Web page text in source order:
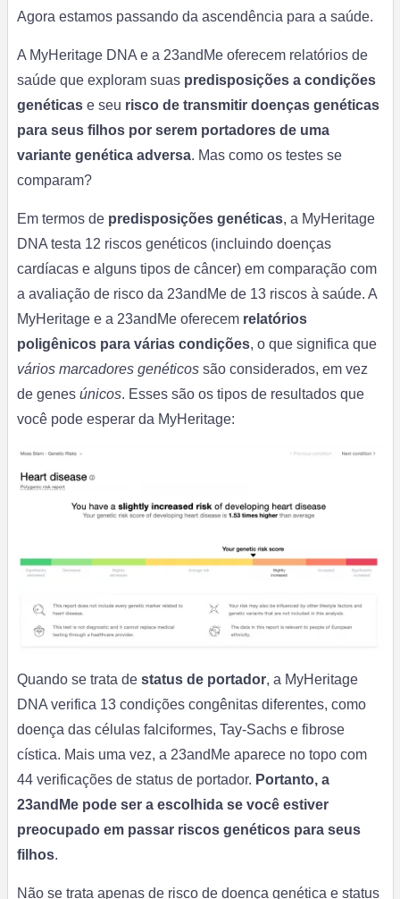
Agora estamos passando da ascendência para a saúde.
A MyHeritage DNA e a 23andMe oferecem relatórios de
saúde que exploram suas predisposições a condições
genéticase seu risco de transmitir doenças genéticas
para seus filhos por serem portadores de uma
variante genética adversa. Mas como os testes se
comparam?
Em termos de predisposições genéticas, a MyHeritage
DNA testa 12 riscos genéticos (incluindo doenças
cardíacas e alguns tipos de câncer) em comparação com
a avaliação de risco da 23andMe de 13 riscos à saúde. A
MyHeritage e a 23andMe oferecem relatórios
poligênicos para várias condições, o que significa que
vários marcadores genéticossão considerados, em vez
de genes únicos. Esses são os tipos de resultados que
você pode esperar da MyHeritage:
Quando se trata de status de portador, a MyHeritage
DNA verifica 13 condições congênitas diferentes, como
doença das células falciformes, Tay-Sachs e fibrose
cística. Mais uma vez, a 23andMe aparece no topo com
44 verificações de status de portador. Portanto, a
23andMe pode ser a escolhida se você estiver
preocupado em passar riscos genéticos para seus
filhos.
Não se trata apenas de risco de doença genética e status